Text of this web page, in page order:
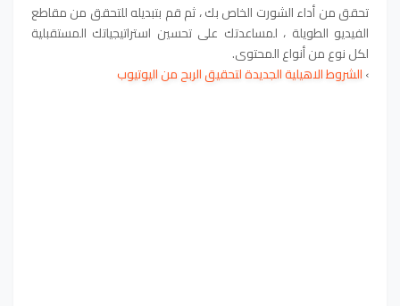
تحقق من أداء الشورت الخاص بك ، ثم قم بتبديله للتحقق من مقاطع
الفيديو الطويلة ، لمساعدتك على تحسين استراتيجياتك المستقبلية
لكل نوع من أنواع المحتوى.
›الشروط الاهيلية الجديدة لتحقيق الربح من اليوتيوب